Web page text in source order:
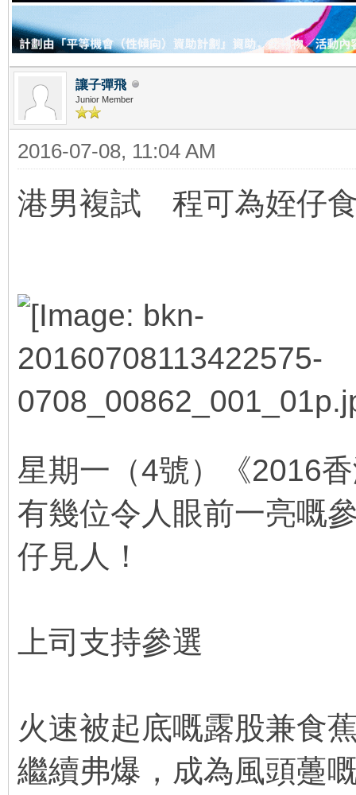
讓子彈飛
Junior Member
2016-07-08, 11:04 AM
港男複試 程可為姪仔
星期一（4號）《2016
有幾位令人眼前一亮嘅
仔見人！
上司支持參選
火速被起底嘅露股兼食
繼續弗爆，成為風頭躉